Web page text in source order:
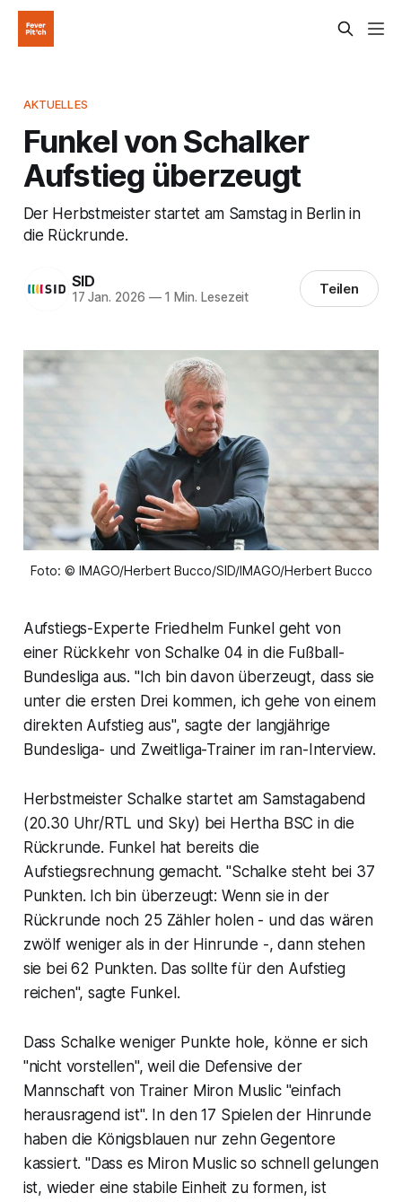
AKTUELLES
Funkel von Schalker
Aufstieg überzeugt
Der Herbstmeister startet am Samstag in Berlin in
die Rückrunde.
SID
17 Jan. 2026 —1 Min. Lesezeit Teilen
Foto: © IMAGO/Herbert Bucco/SID/IMAGO/Herbert Bucco
Aufstiegs-Experte Friedhelm Funkel geht von
einer Rückkehr von Schalke 04 in die Fußball-
Bundesliga aus. "Ich bin davon überzeugt, dass sie
unter die ersten Drei kommen, ich gehe von einem
direkten Aufstieg aus", sagte der langjährige
Bundesliga- und Zweitliga-Trainer im ran-Interview.
Herbstmeister Schalke startet am Samstagabend
(20.30 Uhr/RTL und Sky) bei Hertha BSC in die
Rückrunde. Funkel hat bereits die
Aufstiegsrechnung gemacht. "Schalke steht bei 37
Punkten. Ich bin überzeugt: Wenn sie in der
Rückrunde noch 25 Zähler holen - und das wären
zwölf weniger als in der Hinrunde -, dann stehen
sie bei 62 Punkten. Das sollte für den Aufstieg
reichen", sagte Funkel.
Dass Schalke weniger Punkte hole, könne er sich
"nicht vorstellen", weil die Defensive der
Mannschaft von Trainer Miron Muslic "einfach
herausragend ist". In den 17 Spielen der Hinrunde
haben die Königsblauen nur zehn Gegentore
kassiert. "Dass es Miron Muslic so schnell gelungen
ist, wieder eine stabile Einheit zu formen, ist